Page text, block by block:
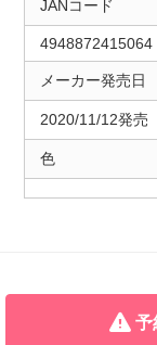
JANコード
4948872415064
メーカー発売日
2020/11/12発売
色
予